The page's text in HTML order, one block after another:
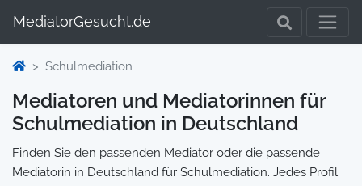
MediatorGesucht.de
Schulmediation
Mediatoren und Mediatorinnen für
Schulmediation in Deutschland
Finden Sie den passenden Mediator oder die passende
Mediatorin in Deutschland für Schulmediation. Jedes Profil